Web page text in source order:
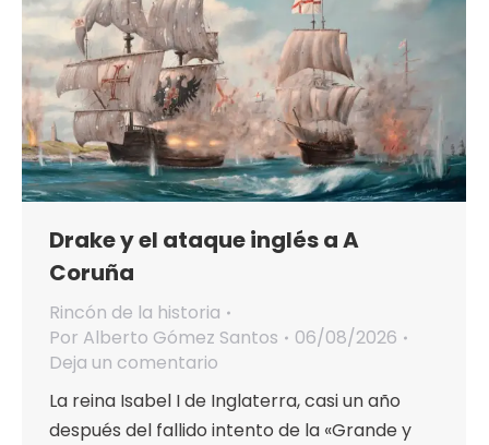
Drake y el ataque inglés a A
Coruña
Rincón de la historia
Por Alberto Gómez Santos
06/08/2026
Deja un comentario
La reina Isabel I de Inglaterra, casi un año
después del fallido intento de la «Grande y